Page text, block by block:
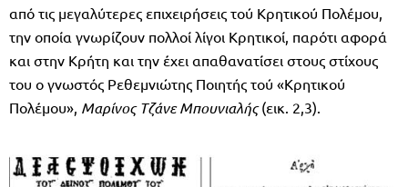
από τις μεγαλύτερες επιχειρήσεις τού Κρητικού Πολέμου,
την οποία γνωρίζουν πολλοί λίγοι Κρητικοί, παρότι αφορά
και στην Κρήτη και την έχει απαθανατίσει στους στίχους
του ο γνωστός Ρεθεμνιώτης Ποιητής τού «Κρητικού
Πολέμου», Μαρίνος Τζάνε Μπουνιαλής(εικ. 2,3).